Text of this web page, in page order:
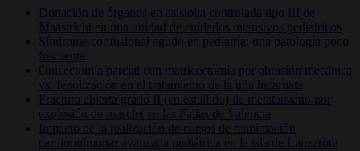
Donación de órganos en asistolia controlada tipo III de
Maastricht en una unidad de cuidados intensivos pediátricos
Síndrome confusional agudo en pediatría: una patología poco
frecuente
Onicectomía parcial con matricectomía por abrasión mecánica
vs. fenolización en el tratamiento de la uña incarnata
Fractura abierta grado II (en estallido) de metatarsiano por
explosión de masclet en las Fallas de Valencia
Impacto de la realización de cursos de reanimación
cardiopulmonar avanzada pediátrica en la isla de Lanzarote